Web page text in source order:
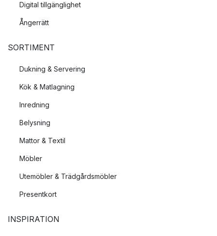
Digital tillgänglighet
Ångerrätt
SORTIMENT
Dukning & Servering
Kök & Matlagning
Inredning
Belysning
Mattor & Textil
Möbler
Utemöbler & Trädgårdsmöbler
Presentkort
INSPIRATION